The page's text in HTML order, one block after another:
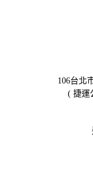
106台北
( 捷運